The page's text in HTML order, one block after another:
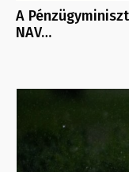
A
NAV…